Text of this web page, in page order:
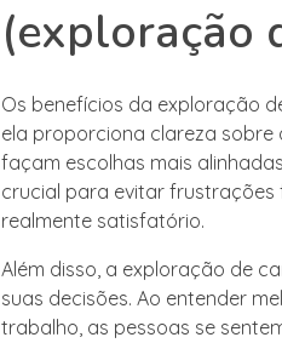
(exploração
Os benefícios da exploração
ela proporciona clareza sobre
façam escolhas mais
crucial para evitar frustrações
realmente satisfatório.
Além disso, a exploração de
suas decisões. Ao entender
trabalho, as pessoas se